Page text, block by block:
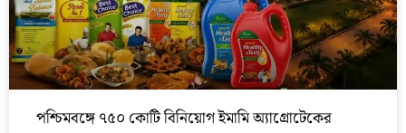
পশ্চিমবঙ্গে ৭৫০ কোটি বিনিয়োগ ইমামি অ্যাগ্রোটেকের